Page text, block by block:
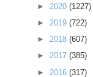
► 2020 (1227)
► 2019 (722)
► 2018 (607)
► 2017 (385)
► 2016 (317)